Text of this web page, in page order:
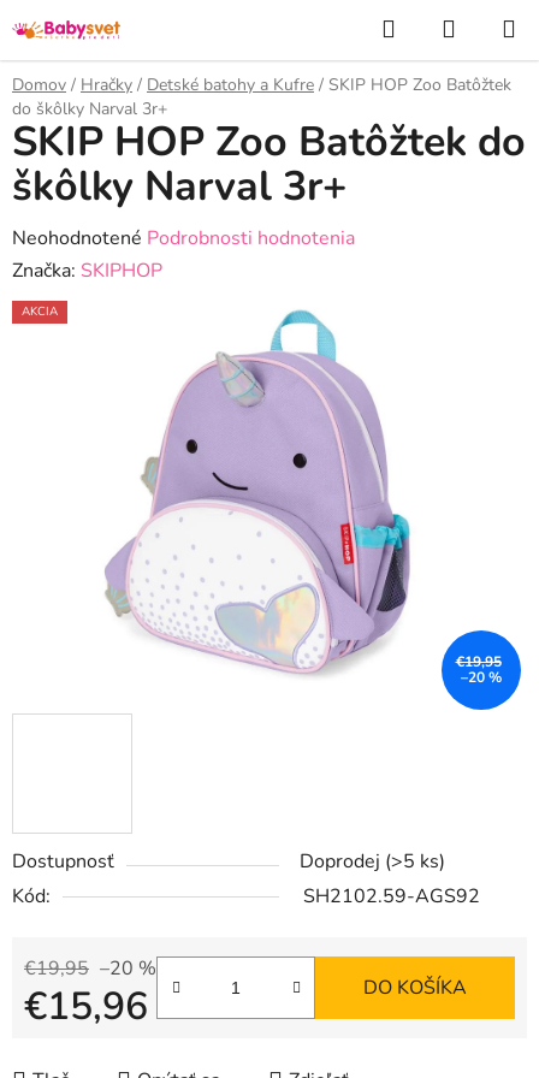
na
obsah
Hľadať
KOŠÍK
Domov / Hračky / Detské batohy a Kufre / SKIP HOP Zoo Batôžtek
do škôlky Narval 3r+
Dostupnosť Doprodej (>5 ks)
Kód:
SH2102.59-AGS92
€19,95 –20 %
€15,96 DO KOŠÍKA
SKIP HOP Zoo Batôžtek do
škôlky Narval 3r+
Priemerné
hodnotenie
produktu
Neohodnotené Podrobnosti hodnotenia
Značka: SKIPHOP
AKCIA
€19,95
–20 %